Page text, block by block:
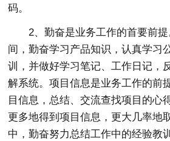
码。
2、勤奋是业务工作的首要前提
间，勤奋学习产品知识，认真学习
训，并做好学习笔记、工作日记，
解系统。项目信息是业务工作的前
目信息，总结、交流查找项目的心
更多地得到项目信息，更大几率地
中，勤奋努力总结工作中的经验教